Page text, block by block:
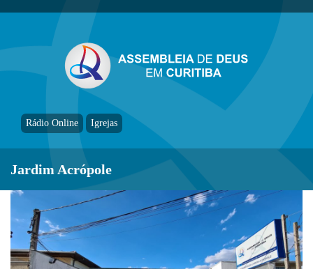
Rádio Online Igrejas
Jardim Acrópole